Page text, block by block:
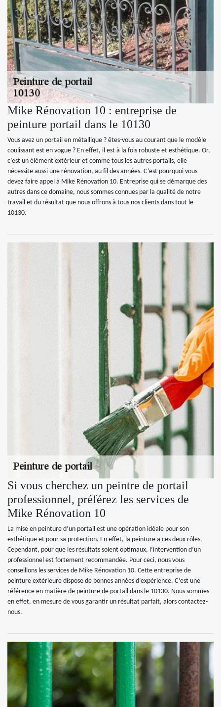
Mike Rénovation 10 : entreprise de
peinture portail dans le 10130
Vous avez un portail en métallique ? êtes-vous au courant que le modèle
coulissant est en vogue ? En effet, il est à la fois robuste et esthétique. Or,
c’est un élément extérieur et comme tous les autres portails, elle
nécessite aussi une rénovation, au fil des années. C’est pourquoi vous
devez faire appel à Mike Rénovation 10. Entreprise qui se démarque des
autres dans ce domaine, nous sommes connues par la qualité de notre
travail et du résultat que nous offrons à tous nos clients dans tout le
10130.
Si vous cherchez un peintre de portail
professionnel, préférez les services de
Mike Rénovation 10
La mise en peinture d’un portail est une opération idéale pour son
esthétique et pour sa protection. En effet, la peinture a ces deux rôles.
Cependant, pour que les résultats soient optimaux, l’intervention d’un
professionnel est fortement recommandée. Pour ceci, nous vous
conseillons les services de Mike Rénovation 10. Cette entreprise de
peinture extérieure dispose de bonnes années d’expérience. C’est une
référence en matière de peinture de portail dans le 10130. Nous sommes
en effet, en mesure de vous garantir un résultat parfait, alors contactez-
nous.